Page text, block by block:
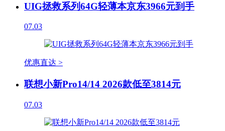
UIG拯救系列64G轻薄本京东3966元到手
07.03
优惠直达 >
联想小新Pro14/14 2026款低至3814元
07.03